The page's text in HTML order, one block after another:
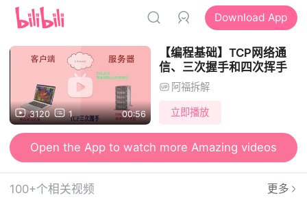
Download App
3120 1 00:56
【编程基础】TCP网络通
信、三次握手和四次挥手
阿福拆解
立即播放
Open the App to watch more Amazing videos
100+个相关视频 更多